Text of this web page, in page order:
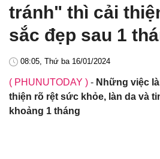
tránh" thì cải
sắc đẹp sau 1
08:05, Thứ ba 16/01/2024
( PHUNUTODAY ) - Những việc
thiện rõ rệt sức khỏe, làn da và
khoảng 1 tháng